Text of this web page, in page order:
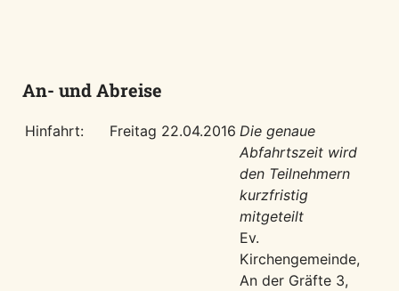
An- und Abreise
Hinfahrt: Freitag 22.04.2016 Die genaue
Abfahrtszeit wird
den Teilnehmern
kurzfristig
mitgeteilt
Ev.
Kirchengemeinde,
An der Gräfte 3,